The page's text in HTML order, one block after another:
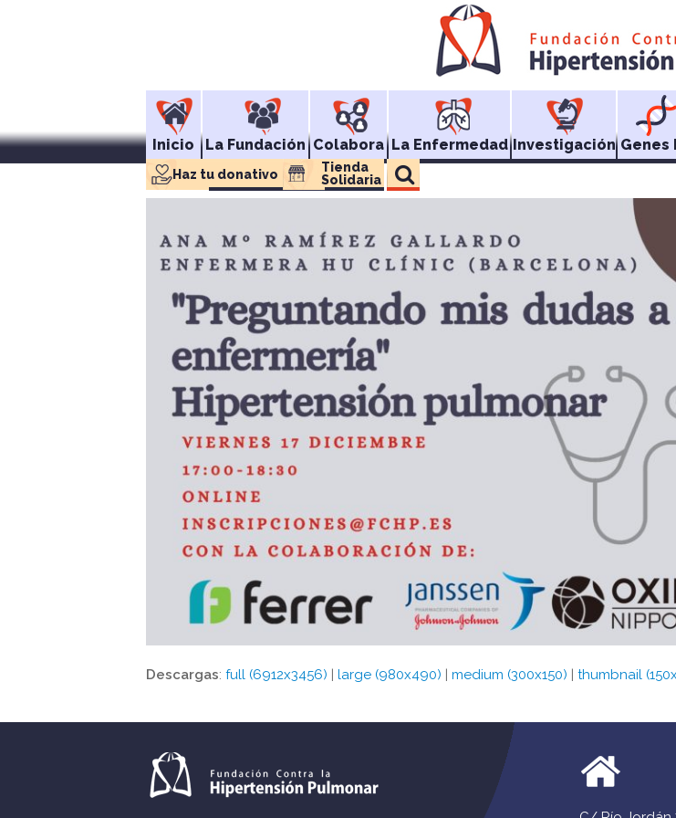
Inicio La Fundación Colabora La Enfermedad Investigación Genes
Haz tu donativo
Tienda
Solidaria
Descargas: full (6912x3456) | large (980x490) | medium (300x150) | thumbnail